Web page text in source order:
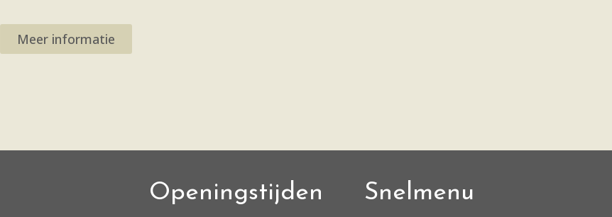
Meer informatie
Openingstijden Snelmenu